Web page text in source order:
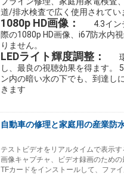
道/排水検査で広く使用されて
1080p HD画像：
4.3イ
際の1080p HD画像、i67防水内
りません。
LEDライト輝度調整：
し、最良の視聴効果を得ます。
ン内の暗い水の下でも、到達し
きます
自動車の修理と家庭用の産業防
テストビデオをリアルタイムで表示
画像キャプチャ、ビデオ録画のため
TFカードをインストールして、ファ